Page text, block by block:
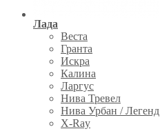
Лада
Веста
Гранта
Искра
Калина
Ларгус
Нива Тревел
Нива Урбан / Легенд
X-Ray